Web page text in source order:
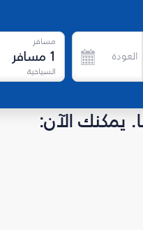
العودة
مسافر
1 مسافر
السياحية
يمكنك الآن: